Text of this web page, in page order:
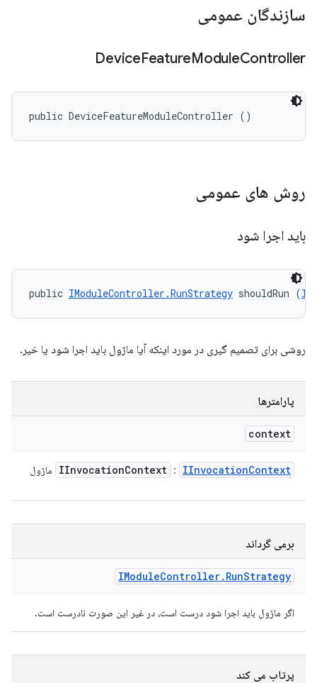
سازندگان عمومی
DeviceFeatureModuleController
public DeviceFeatureModuleController ()
روش های عمومی
باید اجرا شود
public IModuleController.RunStrategy shouldRun (
روشی برای تصمیم گیری در مورد اینکه آیا ماژول باید اجرا شود یا خیر.
پارامترها
context
IInvocationContext : IInvocationContext ماژول
برمی گرداند
IModuleController. RunStrategy
اگر ماژول باید اجرا شود درست است، در غیر این صورت نادرست است.
پرتاب می کند